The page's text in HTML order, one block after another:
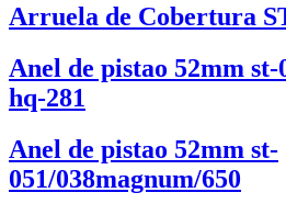
Arruela de Cobertura
Anel de pistao 52mm st-
hq-281
Anel de pistao 52mm st-
051/038magnum/650